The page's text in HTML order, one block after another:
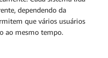
dependendo da
que vários usuários
ao mesmo tempo.